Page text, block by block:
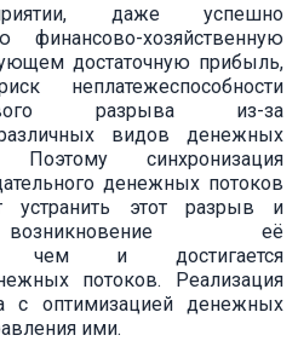
даже успешно
хозяйственную
достаточную прибыль,
неплатежеспособности
разрыва из-за
различных видов денежных
Поэтому синхронизация
денежных потоков
устранить этот разрыв и
её
чем и достигается
потоков. Реализация
с оптимизацией денежных
ими.